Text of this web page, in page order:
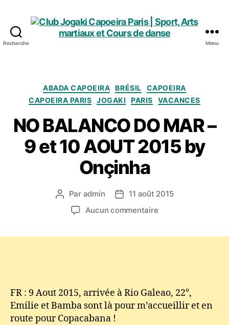
Recherche
Paris
|
Sport,
Arts
martiaux
et
Cours
de
danse
Menu
Catégories
ABADA CAPOEIRA BRÉSIL
CAPOEIRA
CAPOEIRA PARIS
JOGAKI PARIS VACANCES
NO BALANCO DO MAR –
9 et 10 AOUT 2015 by
Onçinha
Auteur
l’article
Par admin
Date11 août 2015
Aucun commentairesur
et
AOUT
FR : 9 Aout 2015, arrivée à Rio Galeao, 22°,
Emilie et Bamba sont là pour m’accueillir et en
route pour Copacabana !